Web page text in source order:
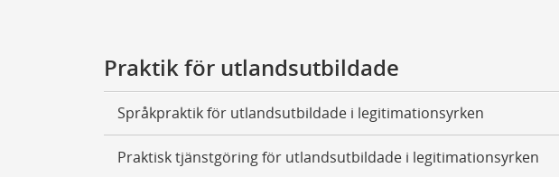
Praktik för utlandsutbildade
Språkpraktik för utlandsutbildade i legitimationsyrken
Praktisk tjänstgöring för utlandsutbildade i legitimationsyrken